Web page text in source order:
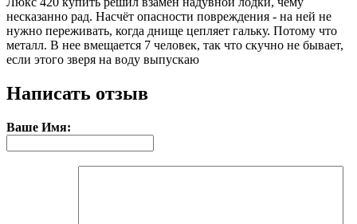
несказанно рад. Насчёт опасности повреждения - на ней не
нужно переживать, когда днище цепляет гальку. Потому что
металл. В нее вмещается 7 человек, так что скучно не бывает,
если этого зверя на воду выпускаю
Написать отзыв
Ваше Имя: